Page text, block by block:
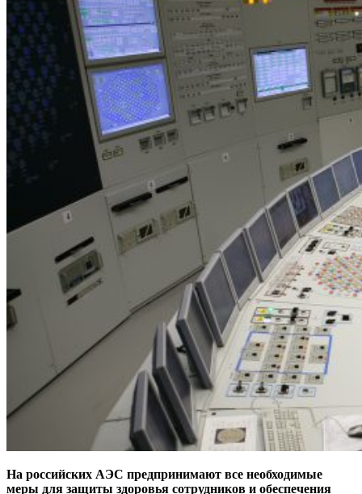
На российских АЭС предпринимают все необходимые
меры для защиты здоровья сотрудников и обеспечения